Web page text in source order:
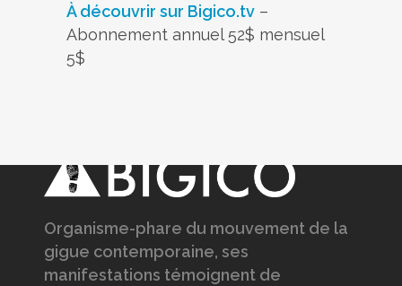
À découvrir sur Bigico.tv –
Abonnement annuel 52$ mensuel
5$
Organisme-phare du mouvement de la
gigue contemporaine, ses
manifestations témoignent de